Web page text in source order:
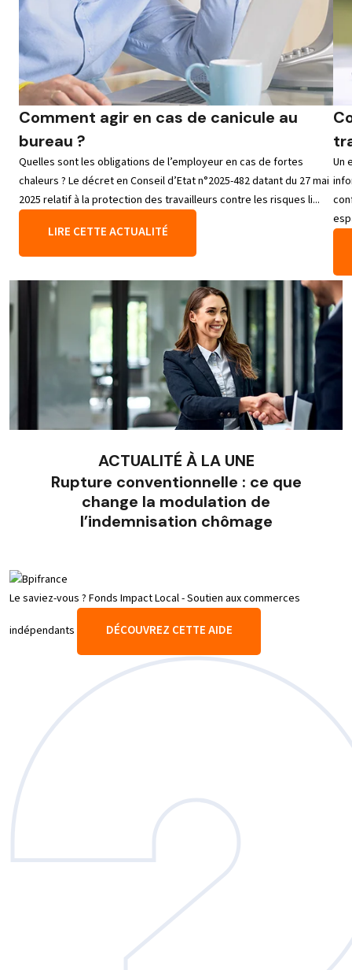
Comment agir en cas de canicule au
bureau ?
Quelles sont les obligations de l’employeur en cas de fortes
chaleurs ? Le décret en Conseil d’Etat n°2025-482 datant du 27 mai
2025 relatif à la protection des travailleurs contre les risques li...
LIRE CETTE ACTUALITÉ
Un
ACTUALITÉ À LA UNE
Rupture conventionnelle : ce que
change la modulation de
l’indemnisation chômage
Le saviez-vous ? Fonds Impact Local - Soutien aux commerces
indépendants DÉCOUVREZ CETTE AIDE